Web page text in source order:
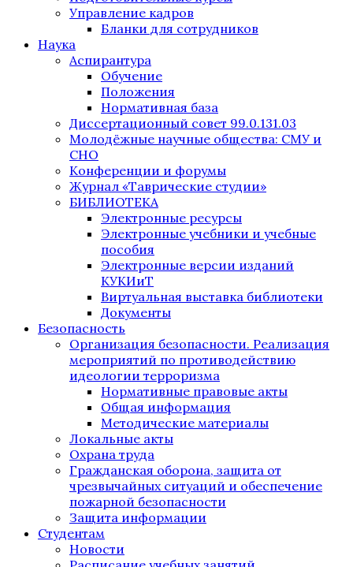
Управление кадров
Бланки для сотрудников
Наука
Аспирантура
Обучение
Положения
Нормативная база
Диссертационный совет 99.0.131.03
Молодёжные научные общества: СМУ и
СНО
Конференции и форумы
Журнал «Таврические студии»
БИБЛИОТЕКА
Электронные ресурсы
Электронные учебники и учебные
пособия
Электронные версии изданий
КУКИиТ
Виртуальная выставка библиотеки
Документы
Безопасность
Организация безопасности. Реализация
мероприятий по противодействию
идеологии терроризма
Нормативные правовые акты
Общая информация
Методические материалы
Локальные акты
Охрана труда
Гражданская оборона, защита от
чрезвычайных ситуаций и обеспечение
пожарной безопасности
Защита информации
Студентам
Новости